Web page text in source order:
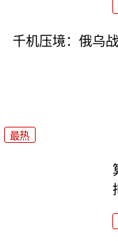
千机压境：俄乌
最热